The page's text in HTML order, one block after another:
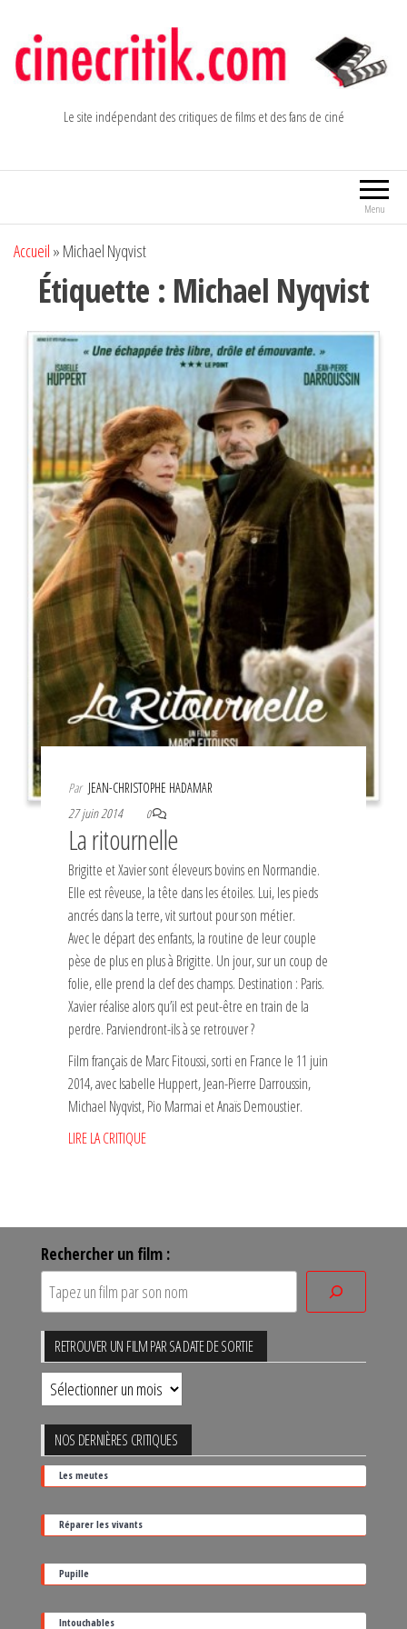
contenu
Le site indépendant des critiques de films et des fans de ciné
Menu
Accueil » Michael Nyqvist
Étiquette : Michael Nyqvist
Par JEAN-CHRISTOPHE HADAMAR
27 juin 2014
0
La ritournelle
Brigitte et Xavier sont éleveurs bovins en Normandie.
Elle est rêveuse, la tête dans les étoiles. Lui, les pieds
ancrés dans la terre, vit surtout pour son métier.
Avec le départ des enfants, la routine de leur couple
pèse de plus en plus à Brigitte. Un jour, sur un coup de
folie, elle prend la clef des champs. Destination : Paris.
Xavier réalise alors qu’il est peut-être en train de la
perdre. Parviendront-ils à se retrouver ?
Film français de Marc Fitoussi, sorti en France le 11 juin
2014, avec Isabelle Huppert, Jean-Pierre Darroussin,
Michael Nyqvist, Pio Marmai et Anaïs Demoustier.
LIRE LA CRITIQUE
Rechercher un film :
RETROUVER UN FILM PAR SA DATE DE SORTIE
Retrouver
un
film
par
sa
date
de
sortie
NOS DERNIÈRES CRITIQUES
Les meutes
Réparer les vivants
Pupille
Intouchables